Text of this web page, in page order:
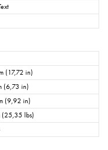
(17,72 in)
(6,73 in)
(9,92 in)
(25,35 lbs)